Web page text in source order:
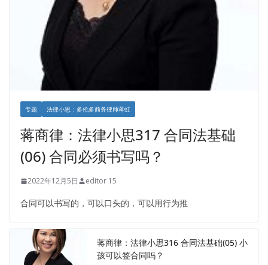
专题 法律小思：多伦多商务律师蒋虹
蒋商律：法律小思317 合同法基础
(06) 合同必须书写吗？
2022年12月5日 editor 15
合同可以书写的，可以口头的，可以用行为推
蒋商律：法律小思316 合同法基础(05) 小
孩可以签合同吗？